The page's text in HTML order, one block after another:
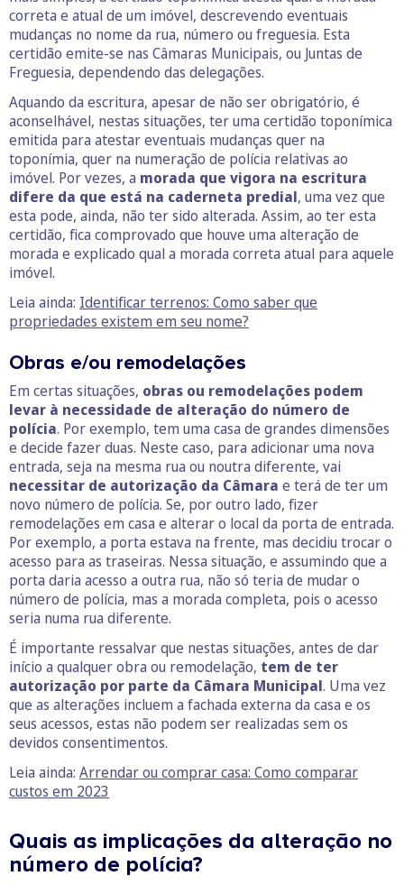
correta e atual de um imóvel, descrevendo eventuais
mudanças no nome da rua, número ou freguesia. Esta
certidão emite-se nas Câmaras Municipais, ou Juntas de
Freguesia, dependendo das delegações.
Aquando da escritura, apesar de não ser obrigatório, é
aconselhável, nestas situações, ter uma certidão toponímica
emitida para atestar eventuais mudanças quer na
toponímia, quer na numeração de polícia relativas ao
imóvel. Por vezes, a morada que vigora na escritura
difere da que está na caderneta predial, uma vez que
esta pode, ainda, não ter sido alterada. Assim, ao ter esta
certidão, fica comprovado que houve uma alteração de
morada e explicado qual a morada correta atual para aquele
imóvel.
Leia ainda: Identificar terrenos: Como saber que
propriedades existem em seu nome?
Obras e/ou remodelações
Em certas situações, obras ou remodelações podem
levar à necessidade de alteração do número de
polícia. Por exemplo, tem uma casa de grandes dimensões
e decide fazer duas. Neste caso, para adicionar uma nova
entrada, seja na mesma rua ou noutra diferente, vai
necessitar de autorização da Câmara e terá de ter um
novo número de polícia. Se, por outro lado, fizer
remodelações em casa e alterar o local da porta de entrada.
Por exemplo, a porta estava na frente, mas decidiu trocar o
acesso para as traseiras. Nessa situação, e assumindo que a
porta daria acesso a outra rua, não só teria de mudar o
número de polícia, mas a morada completa, pois o acesso
seria numa rua diferente.
É importante ressalvar que nestas situações, antes de dar
início a qualquer obra ou remodelação, tem de ter
autorização por parte da Câmara Municipal. Uma vez
que as alterações incluem a fachada externa da casa e os
seus acessos, estas não podem ser realizadas sem os
devidos consentimentos.
Leia ainda: Arrendar ou comprar casa: Como comparar
custos em 2023
Quais as implicações da alteração no
número de polícia?